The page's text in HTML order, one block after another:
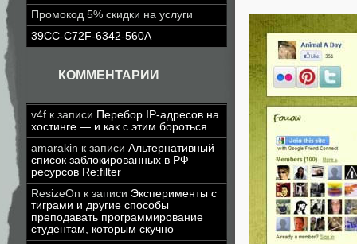
Промокод 5% скидки на услуги
39CC-C72F-6342-560A
КОММЕНТАРИИ
v4f к записи Перебор IP-адресов на
хостинге — и как с этим бороться
amarakin к записи Альтернативный
список заблокированных в РФ
ресурсов Re:filter
ResizeOn к записи Эксперименты с
тиграми и другие способы
преподавать программирование
студентам, которым скучно